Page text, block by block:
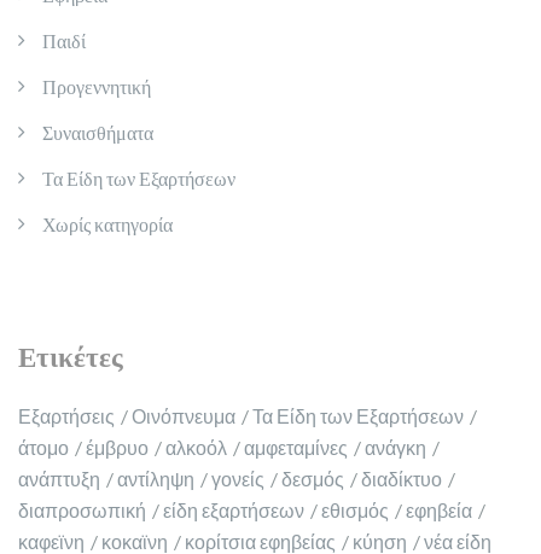
Παιδί
Προγεννητική
Συναισθήματα
Τα Είδη των Εξαρτήσεων
Χωρίς κατηγορία
Ετικέτες
Εξαρτήσεις Οινόπνευμα
Τα Είδη των Εξαρτήσεων
άτομο
έμβρυο αλκοόλ αμφεταμίνες
ανάγκη
ανάπτυξη
αντίληψη γονείς δεσμός
διαδίκτυο
διαπροσωπική
είδη εξαρτήσεων εθισμός
εφηβεία
καφεϊνη
κοκαϊνη κορίτσια εφηβείας κύηση
νέα είδη